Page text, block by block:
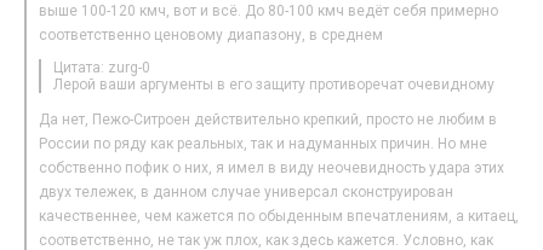
выше 100-120 кмч, вот и всё. До 80-100 кмч ведёт себя примерно
соответственно ценовому диапазону, в среднем
Цитата: zurg-0
Лерой ваши аргументы в его защиту противоречат очевидному
Да нет, Пежо-Ситроен действительно крепкий, просто не любим в
России по ряду как реальных, так и надуманных причин. Но мне
собственно пофик о них, я имел в виду неочевидность удара этих
двух тележек, в данном случае универсал сконструирован
качественнее, чем кажется по обыденным впечатлениям, а китаец,
соответственно, не так уж плох, как здесь кажется. Условно, как